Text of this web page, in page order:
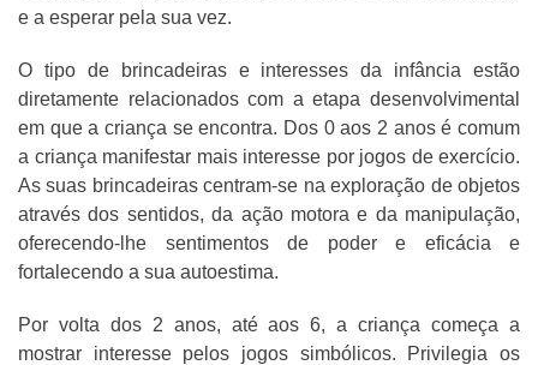
e a esperar pela sua vez.
O tipo de brincadeiras e interesses da infância estão
diretamente relacionados com a etapa desenvolvimental
em que a criança se encontra. Dos 0 aos 2 anos é comum
a criança manifestar mais interesse por jogos de exercício.
As suas brincadeiras centram-se na exploração de objetos
através dos sentidos, da ação motora e da manipulação,
oferecendo-lhe sentimentos de poder e eficácia e
fortalecendo a sua autoestima.
Por volta dos 2 anos, até aos 6, a criança começa a
mostrar interesse pelos jogos simbólicos. Privilegia os